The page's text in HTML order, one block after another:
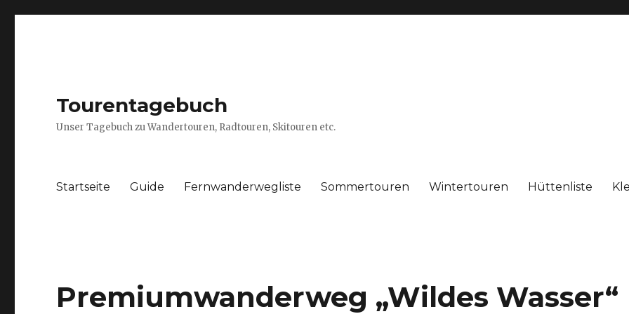
Tourentagebuch
Unser Tagebuch zu Wandertouren, Radtouren, Skitouren etc.
Startseite Guide Fernwanderwegliste Sommertouren Wintertouren Hüttenliste
Premiumwanderweg „Wildes Wasser“